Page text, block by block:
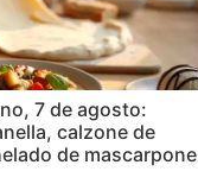
7 de agosto:
calzone de
de mascarpone